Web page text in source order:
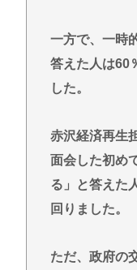
一方で、一時
答えた人は60
した。
赤沢経済再生
面会した初め
る」と答えた
回りました。
ただ、政府の